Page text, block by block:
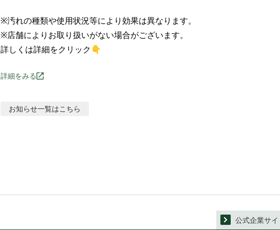
※汚れの種類や使用状況等により効果は異なります。
※店舗によりお取り扱いがない場合がございます。
詳しくは詳細をクリック👇
詳細をみる
お知らせ一覧はこちら
公式企業サ